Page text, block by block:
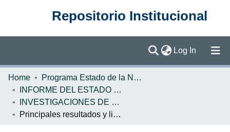
Repositorio Institucional
Log In (current)
Communities & Collections
Statistics
Home
Programa Estado de la Nación (PEN)
INFORME DEL ESTADO DE LA NACION
INVESTIGACIONES DE BASE EN
Principales resultados y limitaciones de la política monetaria y cambiaria en el 2012.